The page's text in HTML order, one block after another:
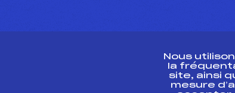
Nous
la
site, ainsi
mesure